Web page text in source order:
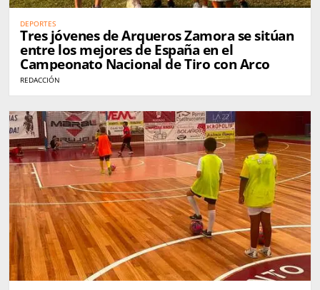
DEPORTES
Tres jóvenes de Arqueros Zamora se sitúan
entre los mejores de España en el
Campeonato Nacional de Tiro con Arco
REDACCIÓN